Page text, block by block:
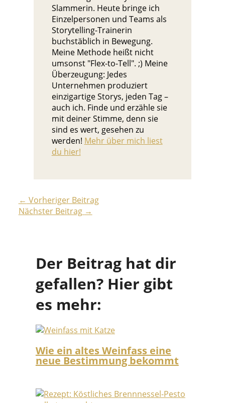
Slammerin. Heute bringe ich
Einzelpersonen und Teams als
Storytelling-Trainerin
buchstäblich in Bewegung.
Meine Methode heißt nicht
umsonst "Flex-to-Tell". ;) Meine
Überzeugung: Jedes
Unternehmen produziert
einzigartige Storys, jeden Tag –
auch ich. Finde und erzähle sie
mit deiner Stimme, denn sie
sind es wert, gesehen zu
werden! Mehr über mich liest
du hier!
← Vorheriger Beitrag
Nächster Beitrag →
Der Beitrag hat dir
gefallen? Hier gibt
es mehr:
Wie ein altes Weinfass eine
neue Bestimmung bekommt